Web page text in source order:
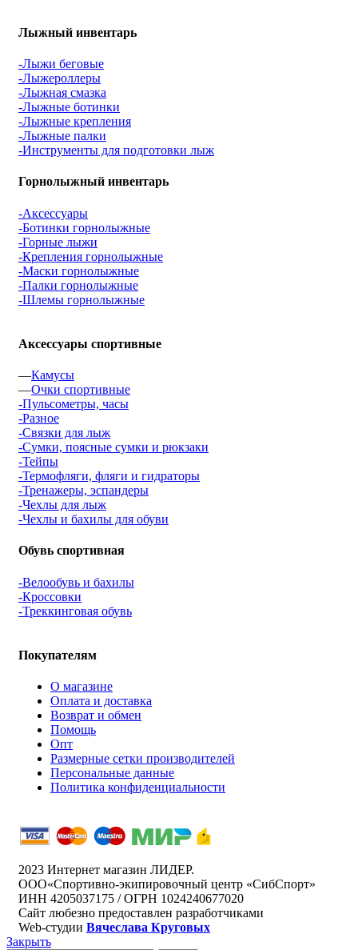
Лыжный инвентарь
-Лыжи беговые
-Лыжероллеры
-Лыжная смазка
-Лыжные ботинки
-Лыжные крепления
-Лыжные палки
-Инструменты для подготовки лыж
Горнолыжный инвентарь
-Аксессуары
-Ботинки горнолыжные
-Горные лыжи
-Крепления горнолыжные
-Маски горнолыжные
-Палки горнолыжные
-Шлемы горнолыжные
Аксессуары спортивные
—Камусы
—Очки спортивные
-Пульсометры, часы
-Разное
-Связки для лыж
-Сумки, поясные сумки и рюкзаки
-Тейпы
-Термофляги, фляги и гидраторы
-Тренажеры, эспандеры
-Чехлы для лыж
-Чехлы и бахилы для обуви
Обувь спортивная
-Велообувь и бахилы
-Кроссовки
-Треккинговая обувь
Покупателям
О магазине
Оплата и доставка
Возврат и обмен
Помощь
Опт
Размерные сетки производителей
Персональные данные
Политика конфиденциальности
2023 Интернет магазин ЛИДЕР.
ООО«Спортивно-экипировочный центр «СибСпорт»
ИНН 4205037175 / ОГРН 1024240677020
Сайт любезно предоставлен разработчиками
Web-студии Вячеслава Круговых
Закрыть